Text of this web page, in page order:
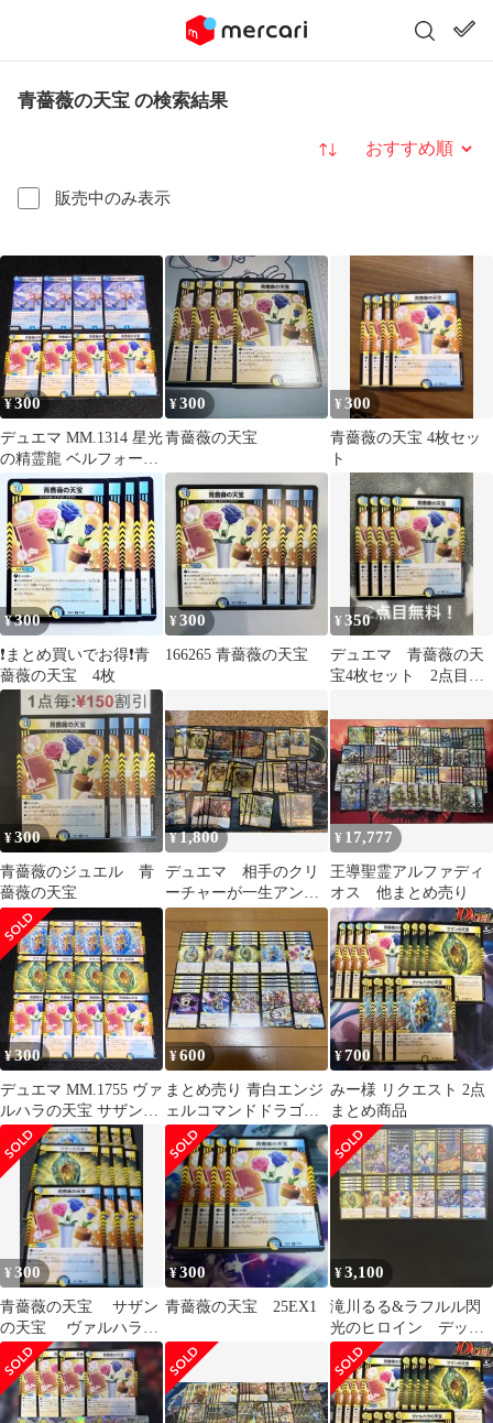
青薔薇の天宝 の検索結果
販売中のみ表示
並び替え
¥300
デュエマ MM.1314 星光
の精霊龍 ベルフォール
青薔薇の天宝
¥300
青薔薇の天宝
¥300
青薔薇の天宝 4枚セッ
ト
¥300
❗️まとめ買いでお得❗️青
薔薇の天宝 4枚
¥300
166265 青薔薇の天宝
¥350
デュエマ 青薔薇の天
宝4枚セット 2点目無
¥300
青薔薇のジュエル 青
薔薇の天宝
¥1,800
デュエマ 相手のクリ
ーチャーが一生アンタ
ップしない！？スタグ
ネイトデッキ！！
¥ 17,777
王導聖霊アルファディ
オス 他まとめ売り
¥300
デュエマ MM.1755 ヴァ
ルハラの天宝 サザンの
天宝 青薔薇の天宝
¥600
まとめ売り 青白エンジ
ェルコマンドドラゴン
デッキパーツ 10種 40枚
セット⑦
¥700
みー様 リクエスト 2点
まとめ商品
¥300
青薔薇の天宝 サザン
の天宝 ヴァルハラの
天宝 各4枚
¥300
青薔薇の天宝 25EX1
¥3,100
滝川るる&ラフルル閃
光のヒロイン デッキ
パーツまとめ売り 計
48枚